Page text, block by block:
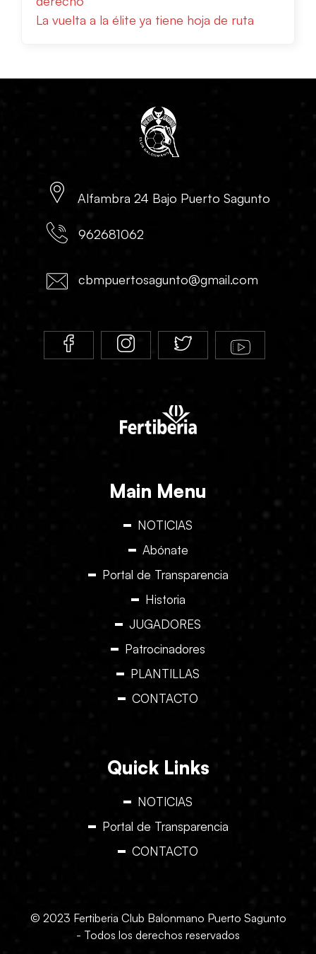
La vuelta a la élite ya tiene hoja de ruta
Alfambra 24 Bajo Puerto Sagunto
962681062
cbmpuertosagunto@gmail.com
Main Menu
NOTICIAS
Abónate
Portal de Transparencia
Historia
JUGADORES
Patrocinadores
PLANTILLAS
CONTACTO
Quick Links
NOTICIAS
Portal de Transparencia
CONTACTO
© 2023 Fertiberia Club Balonmano Puerto Sagunto
- Todos los derechos reservados